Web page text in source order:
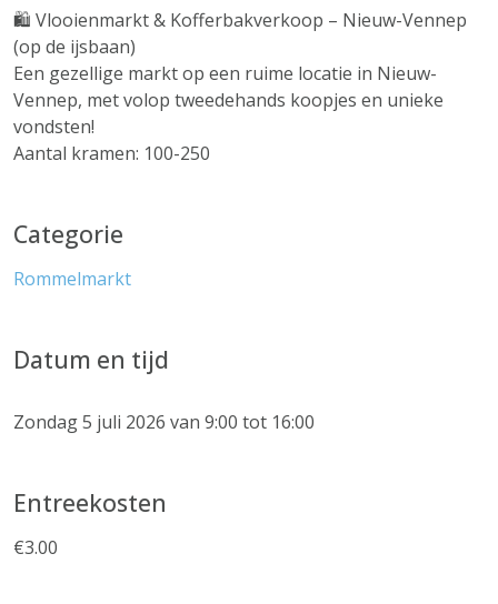
🛍️ Vlooienmarkt & Kofferbakverkoop – Nieuw-Vennep
(op de ijsbaan)
Een gezellige markt op een ruime locatie in Nieuw-
Vennep, met volop tweedehands koopjes en unieke
vondsten!
Aantal kramen: 100-250
Categorie
Rommelmarkt
Datum en tijd
Zondag 5 juli 2026 van 9:00 tot 16:00
Entreekosten
€3.00